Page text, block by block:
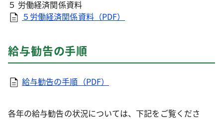
５ 労働経済関係資料
５労働経済関係資料（PDF）
給与勧告の手順
給与勧告の手順（PDF）
各年の給与勧告の状況については、下記をご覧くださ